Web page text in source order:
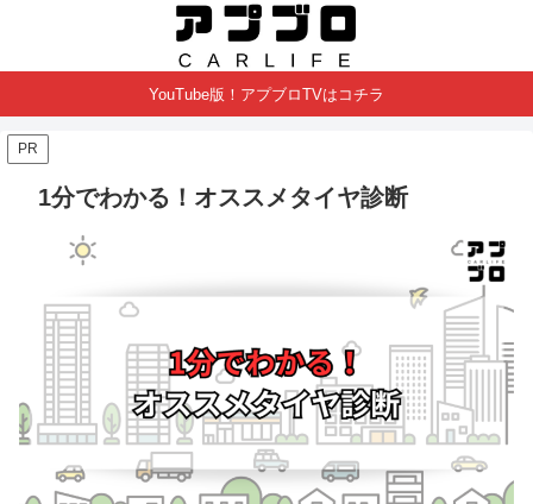
YouTube版！アプブロTVはコチラ
PR
1分でわかる！オススメタイヤ診断